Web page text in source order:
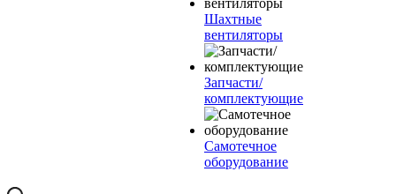
Шахтные
вентиляторы
Запчасти/
комплектующие
Самотечное
оборудование